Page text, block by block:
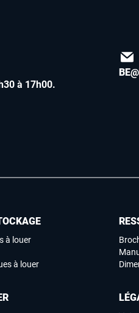
à 17h00.
à louer
à louer